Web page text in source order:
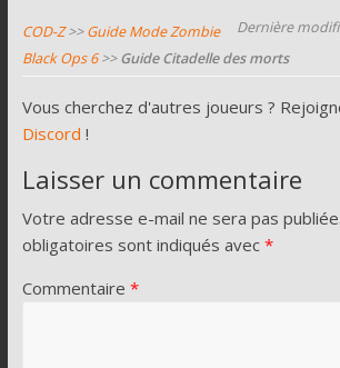
Dernière
COD-Z>>Guide Mode Zombie
Black Ops 6>>Guide Citadelle des morts
Vous cherchez d'autres joueurs ?
Discord !
Laisser un commentaire
Votre adresse e-mail ne sera pas publiée.
obligatoires sont indiqués avec *
Commentaire *